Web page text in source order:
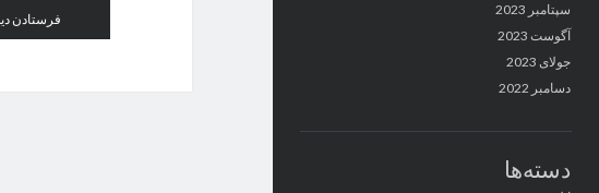
سپتامبر 2023
آگوست 2023
جولای 2023
دسامبر 2022
دسته‌ها